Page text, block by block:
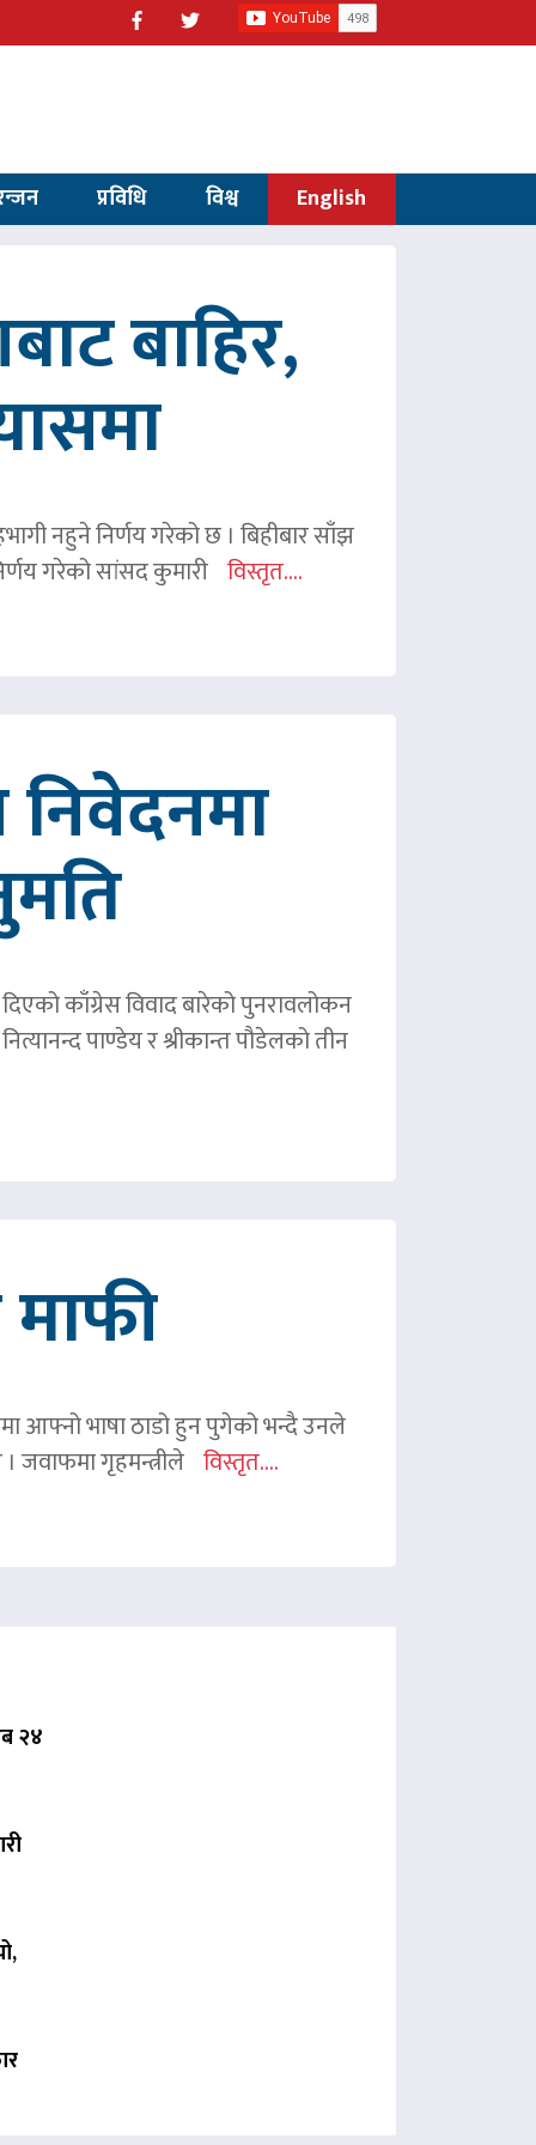
प्रविधि विश्व English
बाहिर,
नहुने निर्णय गरेको छ । बिहीबार साँझ
गरेको सांसद कुमारी विस्तृत....
काँग्रेस विवाद बारेको पुनरावलोकन
पाण्डेय र श्रीकान्त पौडेलको तीन
आफ्नो भाषा ठाडो हुन पुगेको भन्दै उनले
जवाफमा गृहमन्त्रीले विस्तृत....
२४